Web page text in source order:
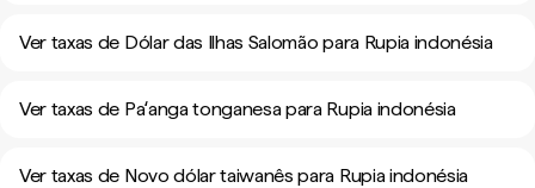
Ver taxas de Dólar das Ilhas Salomão para Rupia indonésia
Ver taxas de Paʻanga tonganesa para Rupia indonésia
Ver taxas de Novo dólar taiwanês para Rupia indonésia